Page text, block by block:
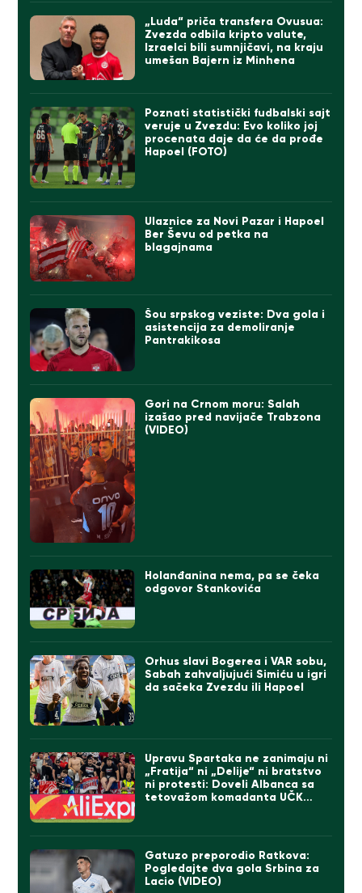
„Luda“ priča transfera Ovusua:
Zvezda odbila kripto valute,
Izraelci bili sumnjičavi, na kraju
umešan Bajern iz Minhena
Poznati statistički fudbalski sajt
veruje u Zvezdu: Evo koliko joj
procenata daje da će da prođe
Hapoel (FOTO)
Ulaznice za Novi Pazar i Hapoel
Ber Ševu od petka na
blagajnama
Šou srpskog veziste: Dva gola i
asistencija za demoliranje
Pantrakikosa
Gori na Crnom moru: Salah
izašao pred navijače Trabzona
(VIDEO)
Holanđanina nema, pa se čeka
odgovor Stankovića
Orhus slavi Bogerea i VAR sobu,
Sabah zahvaljujući Simiću u igri
da sačeka Zvezdu ili Hapoel
Upravu Spartaka ne zanimaju ni
„Fratija“ ni „Delije“ ni bratstvo
ni protesti: Doveli Albanca sa
tetovažom komadanta UČK
Gatuzo preporodio Ratkova:
Pogledajte dva gola Srbina za
Lacio (VIDEO)